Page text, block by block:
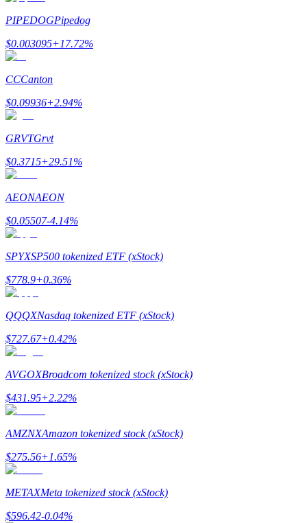
Thông tin
Phân tích dữ liệu lớn bao gồm thông tin giao dịch, v.v.
Học cách duy trì lợi nhuận
PIPEDOGPipedog
$0.003095+17.72%
CCCanton
$0.09936+2.94%
GRVTGrvt
$0.3715+29.51%
AEONAEON
$0.05507-4.14%
SPYXSP500 tokenized ETF (xStock)
$778.9+0.36%
QQQXNasdaq tokenized ETF (xStock)
$727.67+0.42%
AVGOXBroadcom tokenized stock (xStock)
$431.95+2.22%
AMZNXAmazon tokenized stock (xStock)
$275.56+1.65%
METAXMeta tokenized stock (xStock)
$596.42-0.04%